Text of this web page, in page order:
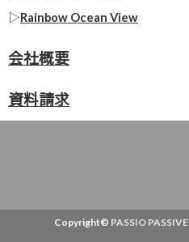
▷Rainbow Ocean View
会社概要
資料請求
Copyright© PASSIO PASSIVE